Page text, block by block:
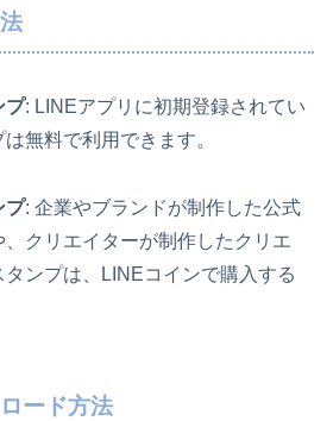
プ: LINEアプリに初期登録されてい
無料で利用できます。
プ: 企業やブランドが制作した公式
クリエイターが制作したクリエ
ンプは、LINEコインで購入する
ード方法